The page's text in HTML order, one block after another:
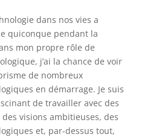
dans nos vies a
quiconque pendant la
mon propre rôle de
j’ai la chance de voir
de nombreux
en démarrage. Je suis
de travailler avec des
visions ambitieuses, des
et, par-dessus tout,